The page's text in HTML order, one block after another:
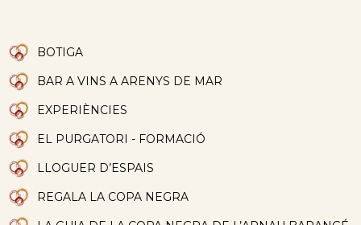
BOTIGA
BAR A VINS A ARENYS DE MAR
EXPERIÈNCIES
EL PURGATORI - FORMACIÓ
LLOGUER D’ESPAIS
REGALA LA COPA NEGRA